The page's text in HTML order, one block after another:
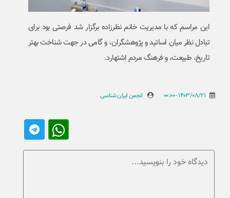
این مراسم که با مدیریت خانم نظرزاده برگزار شد فرصتی بود برای
تبادل نظر میان اساتید و پژوهشگران، و گامی در جهت شناخت بهتر
تاریخ، طبیعت، و فرهنگ مردم اشتهارد.
انجمن ایران شناسی